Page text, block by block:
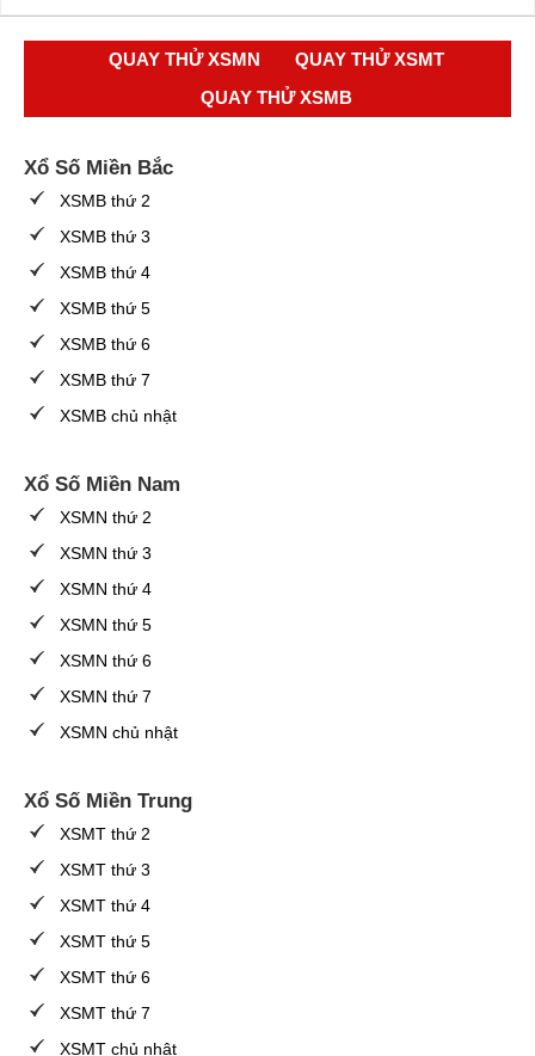
QUAY THỬ XSMN
QUAY THỬ XSMT
QUAY THỬ XSMB
Xổ Số Miền Bắc
XSMB thứ 2
XSMB thứ 3
XSMB thứ 4
XSMB thứ 5
XSMB thứ 6
XSMB thứ 7
XSMB chủ nhật
Xổ Số Miền Nam
XSMN thứ 2
XSMN thứ 3
XSMN thứ 4
XSMN thứ 5
XSMN thứ 6
XSMN thứ 7
XSMN chủ nhật
Xổ Số Miền Trung
XSMT thứ 2
XSMT thứ 3
XSMT thứ 4
XSMT thứ 5
XSMT thứ 6
XSMT thứ 7
XSMT chủ nhật